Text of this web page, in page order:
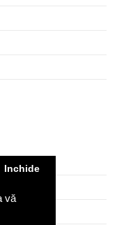
vă
Inchide